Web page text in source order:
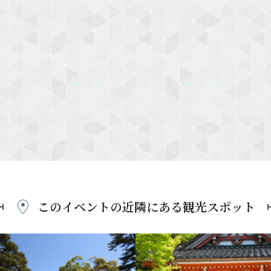
このイベントの近隣にある観光スポット